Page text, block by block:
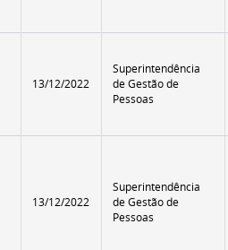
13/12/2022
Superintendência
de Gestão de
Pessoas
13/12/2022
Superintendência
de Gestão de
Pessoas